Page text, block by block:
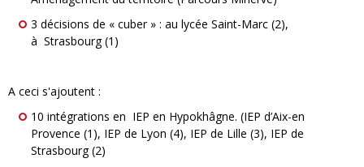
3 décisions de « cuber » : au lycée Saint-Marc (2),
à Strasbourg (1)
A ceci s'ajoutent :
10 intégrations en IEP en Hypokhâgne. (IEP d’Aix-en
Provence (1), IEP de Lyon (4), IEP de Lille (3), IEP de
Strasbourg (2)